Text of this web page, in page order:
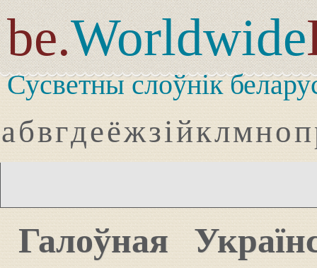
be.Worldwide
Сусветны слоўнік
абвгдеёжзійклмноп
Галоўная